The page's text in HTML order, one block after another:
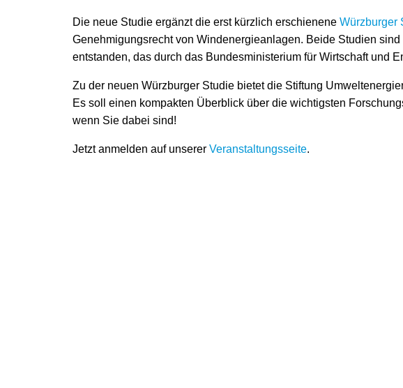
Die neue Studie ergänzt die erst kürzlich erschienene Würzburger
Genehmigungsrecht von Windenergieanlagen. Beide Studien sind
entstanden, das durch das Bundesministerium für Wirtschaft und
Zu der neuen Würzburger Studie bietet die Stiftung
Es soll einen kompakten Überblick über die wichtigsten
wenn Sie dabei sind!
Jetzt anmelden auf unserer Veranstaltungsseite.